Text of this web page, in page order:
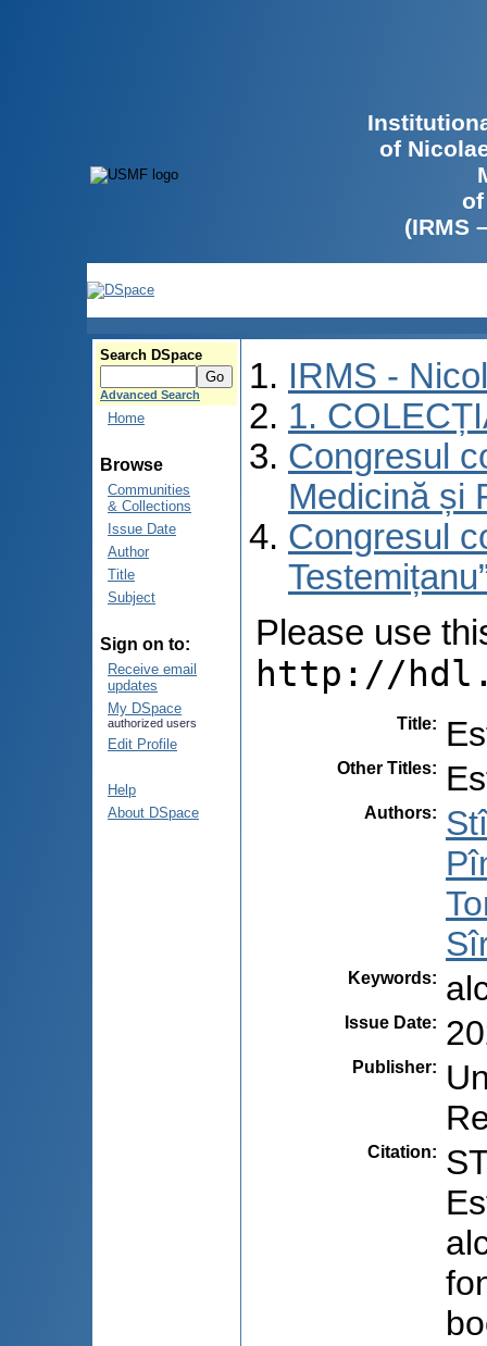
of
(IRMS
Search DSpace
Advanced Search
Home
Browse
Communities
& Collections
Issue Date
Author
Title
Subject
Sign on to:
Receive email
updates
My DSpace
authorized users
Edit Profile
Help
About DSpace
IRMS -
1.
Congresul
Medicină și
Congresul
Please use
http://
Title:
Other Titles:
Authors:
Keywords:
Issue Date:
Publisher:
Citation: